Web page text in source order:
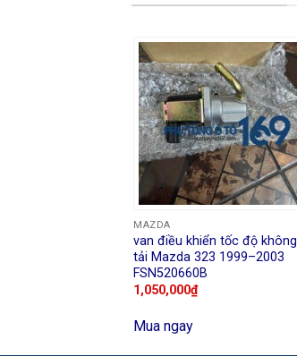
MAZDA
van điều khiển tốc độ không
tải Mazda 323 1999–2003
FSN520660B
1,050,000₫
Mua ngay